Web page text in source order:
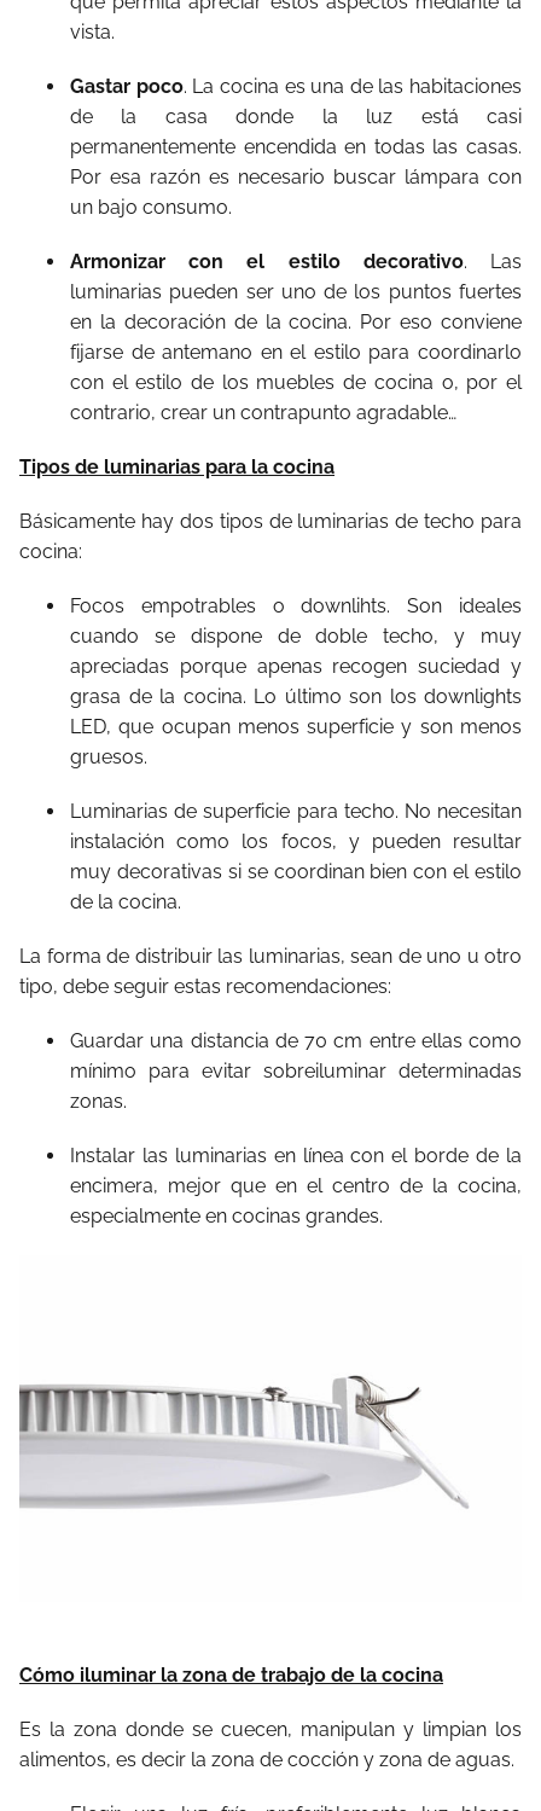
vista.
Gastar poco. La cocina es una de las habitaciones
de la casa donde la luz está casi
permanentemente encendida en todas las casas.
Por esa razón es necesario buscar lámpara con
un bajo consumo.
Armonizar con el estilo decorativo. Las
luminarias pueden ser uno de los puntos fuertes
en la decoración de la cocina. Por eso conviene
fijarse de antemano en el estilo para coordinarlo
con el estilo de los muebles de cocina o, por el
contrario, crear un contrapunto agradable…
Tipos de luminarias para la cocina
Básicamente hay dos tipos de luminarias de techo para
cocina:
Focos empotrables o downlihts. Son ideales
cuando se dispone de doble techo, y muy
apreciadas porque apenas recogen suciedad y
grasa de la cocina. Lo último son los downlights
LED, que ocupan menos superficie y son menos
gruesos.
Luminarias de superficie para techo. No necesitan
instalación como los focos, y pueden resultar
muy decorativas si se coordinan bien con el estilo
de la cocina.
La forma de distribuir las luminarias, sean de uno u otro
tipo, debe seguir estas recomendaciones:
Guardar una distancia de 70 cm entre ellas como
mínimo para evitar sobreiluminar determinadas
zonas.
Instalar las luminarias en línea con el borde de la
encimera, mejor que en el centro de la cocina,
especialmente en cocinas grandes.
Cómo iluminar la zona de trabajo de la cocina
Es la zona donde se cuecen, manipulan y limpian los
alimentos, es decir la zona de cocción y zona de aguas.